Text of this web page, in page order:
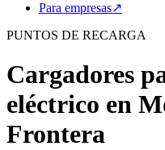
Para empresas↗
PUNTOS DE RECARGA
Cargadores
eléctrico en
Frontera